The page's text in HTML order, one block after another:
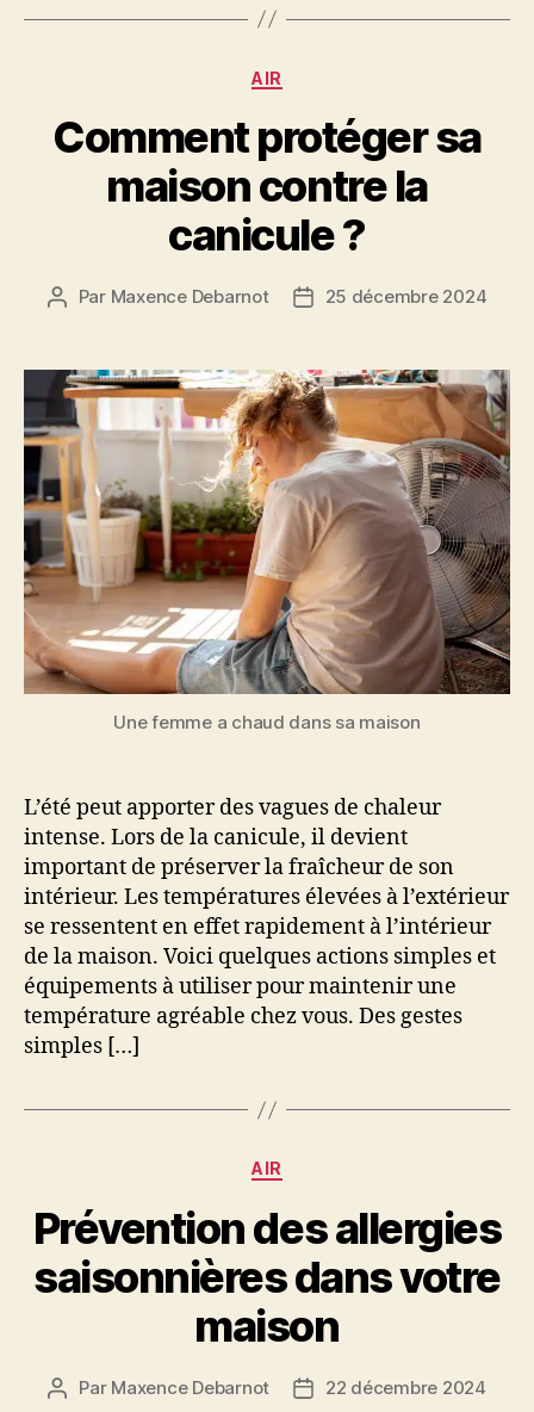
Catégories
AIR
Comment protéger sa
maison contre la
canicule ?
Auteur
Par Maxence Debarnot
Date25 décembre 2024
Une femme a chaud dans sa maison
L’été peut apporter des vagues de chaleur
intense. Lors de la canicule, il devient
important de préserver la fraîcheur de son
intérieur. Les températures élevées à l’extérieur
se ressentent en effet rapidement à l’intérieur
de la maison. Voici quelques actions simples et
équipements à utiliser pour maintenir une
température agréable chez vous. Des gestes
simples […]
Catégories
AIR
Prévention des allergies
saisonnières dans votre
maison
Auteur
Par Maxence Debarnot
Date22 décembre 2024